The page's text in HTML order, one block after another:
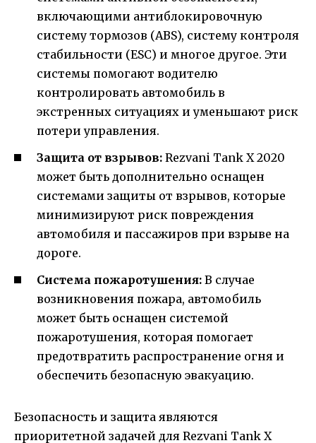
включающими антиблокировочную
систему тормозов (ABS), систему контроля
стабильности (ESC) и многое другое. Эти
системы помогают водителю
контролировать автомобиль в
экстренных ситуациях и уменьшают риск
потери управления.
Защита от взрывов: Rezvani Tank X 2020
может быть дополнительно оснащен
системами защиты от взрывов, которые
минимизируют риск повреждения
автомобиля и пассажиров при взрыве на
дороге.
Система пожаротушения: В случае
возникновения пожара, автомобиль
может быть оснащен системой
пожаротушения, которая помогает
предотвратить распространение огня и
обеспечить безопасную эвакуацию.
Безопасность и защита являются
приоритетной задачей для Rezvani Tank X